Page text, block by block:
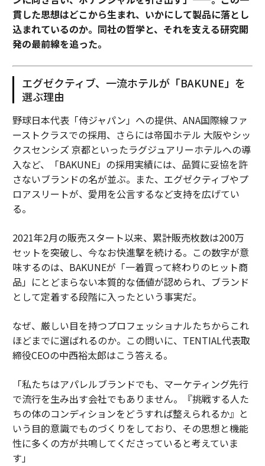
貫した思想はどこから生まれ、いかにして製品に落とし
込まれているのか。同社の哲学と、それを支える研究開
発の最前線を追った。
エグゼクティブ、一流ホテルが「BAKUNE」を
選ぶ理由
野球日本代表「侍ジャパン」への提供、ANA国際線ファ
ーストクラスでの採用、さらには帝国ホテル 大阪やシッ
クスセンシズ 京都といったラグジュアリーホテルへの導
入など、「BAKUNE」の採用実績には、品質に妥協を許
さないブランドの名が並ぶ。また、エグゼクティブやプ
ロアスリートが、愛用を公言するなど支持を広げてい
る。
2021年2月の販売スタート以来、累計販売枚数は200万
セットを突破し、今なお快進撃を続ける。この数字が意
味するのは、BAKUNEが「一着買って終わりのヒット商
品」にとどまらない本質的な価値が認められ、ブランド
として定着する段階に入ったという事実だ。
なぜ、厳しい目を持つプロフェッショナルたちからこれ
ほどまでに選ばれるのか。この問いに、TENTIAL代表取
締役CEOの中西裕太郎はこう答える。
「私たちはアパレルブランドでも、マーケティング先行
で流行を生み出す会社でもありません。『挑戦する人た
ちの体のコンディションをどうすれば整えられるか』と
いう目的意識でものづくりをしており、その思想と機能
性に多くの方が共鳴してくださっていると考えていま
す」